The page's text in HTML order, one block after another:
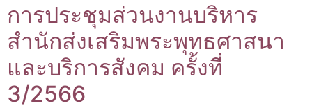
การประชุมส่วนงานบริหาร
สำนักส่งเสริมพระพุทธศาสนา
และบริการสังคม ครั้งที่
3/2566